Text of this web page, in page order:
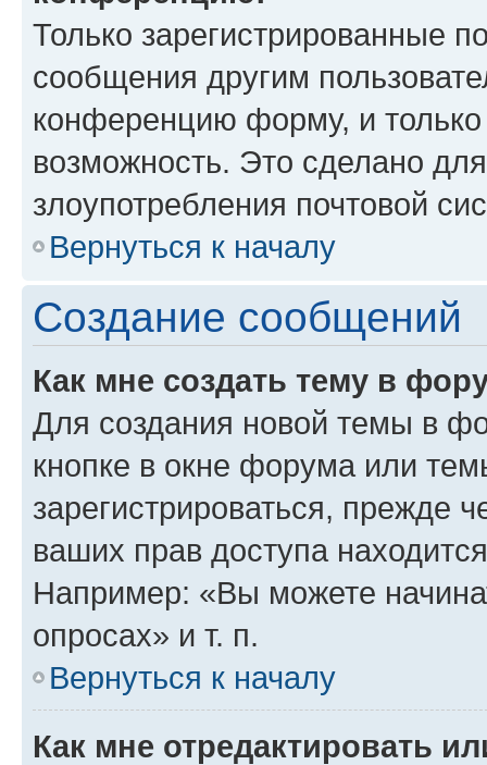
Только зарегистрированные
сообщения другим
конференцию форму, и
возможность. Это сделано
злоупотребления почтовой
Вернуться к началу
Создание сообщений
Как мне создать тему в
Для создания новой темы в
кнопке в окне форума или
зарегистрироваться, прежде
ваших прав доступа
Например: «Вы можете
опросах» и т. п.
Вернуться к началу
Как мне отредактировать